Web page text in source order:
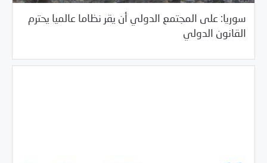
سوريا: على المجتمع الدولي أن يقر نظاما عالميا يحترم
القانون الدولي
04/08/2017 بيانات المركز /خبر بارز